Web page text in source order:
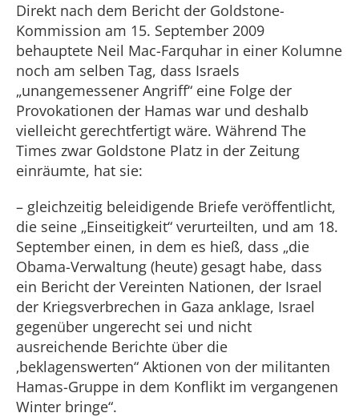
Direkt nach dem Bericht der Goldstone-
Kommission am 15. September 2009
behauptete Neil Mac-Farquhar in einer Kolumne
noch am selben Tag, dass Israels
„unangemessener Angriff“ eine Folge der
Provokationen der Hamas war und deshalb
vielleicht gerechtfertigt wäre. Während The
Times zwar Goldstone Platz in der Zeitung
einräumte, hat sie:
– gleichzeitig beleidigende Briefe veröffentlicht,
die seine „Einseitigkeit“ verurteilten, und am 18.
September einen, in dem es hieß, dass „die
Obama-Verwaltung (heute) gesagt habe, dass
ein Bericht der Vereinten Nationen, der Israel
der Kriegsverbrechen in Gaza anklage, Israel
gegenüber ungerecht sei und nicht
ausreichende Berichte über die
‚beklagenswerten“ Aktionen von der militanten
Hamas-Gruppe in dem Konflikt im vergangenen
Winter bringe“.